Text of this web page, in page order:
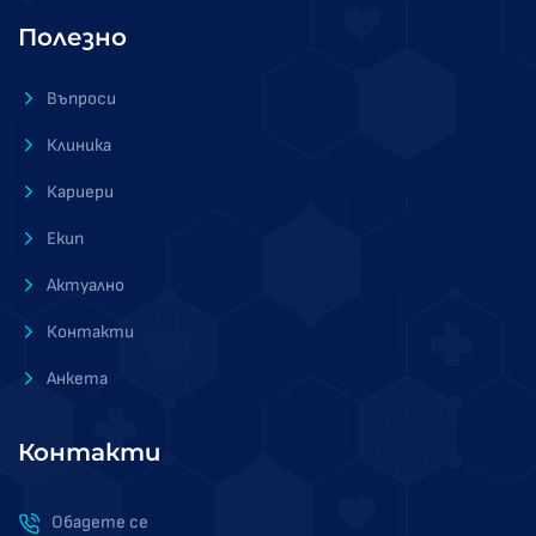
Полезно
Въпроси
Клиника
Кариери
Екип
Актуално
Контакти
Анкета
Контакти
Обадете се